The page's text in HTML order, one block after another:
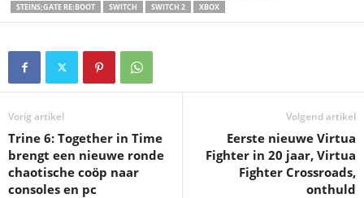
STEINS;GATE RE:BOOT
SWITCH SWITCH 2 XBOX
Vorig artikel
Trine 6: Together in Time
brengt een nieuwe ronde
chaotische coöp naar
consoles en pc
Volgend artikel
Eerste nieuwe Virtua
Fighter in 20 jaar, Virtua
Fighter Crossroads,
onthuld